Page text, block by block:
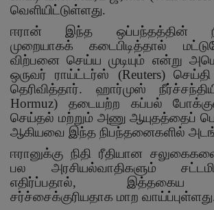
வெளியிட்டுள்ளது.
ஈரான் இந்த ஒப்பந்தத்தின்
முறையாகக் கடைபிடித்தால்
விற்பனை செய்ய முடியும் என்று
ஒருவர் ராய்ட்டர்ஸ் (Reuters) செய்தி
தெரிவித்தார். ஹார்முஸ்
Hormuz) தடையற்ற கப்பல்
செய்தல் மற்றும் அணு ஆயுதத்தைப்
ஆகியவை இந்த நிபந்தனைகளில்
ஈரானுக்கு நிதி ரீதியான
பல அரசியல்வாதிகளும்
எதிர்ப்பதால், இத்தகைய
சர்ச்சைக்குரியதாக மாற